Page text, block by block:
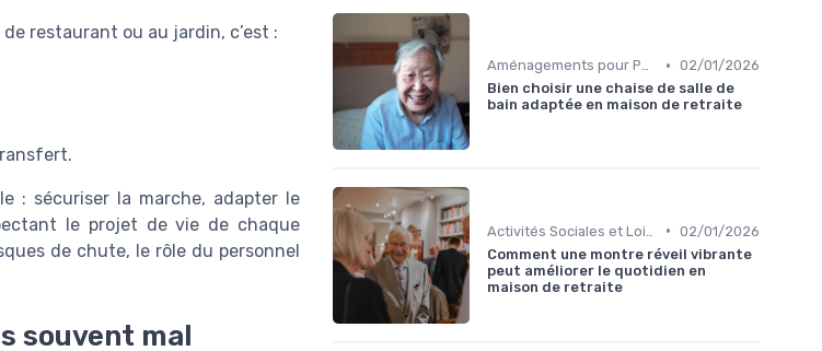
restaurant ou au jardin, c’est :
: sécuriser la marche, adapter le
le projet de vie de chaque
de chute, le rôle du personnel
souvent mal
Aménagements pour Personnes à Mobilité Réduite • 02/01/2026
Bien choisir une chaise de salle de
bain adaptée en maison de retraite
• 02/01/2026
Comment une montre réveil vibrante
peut améliorer le quotidien en
maison de retraite